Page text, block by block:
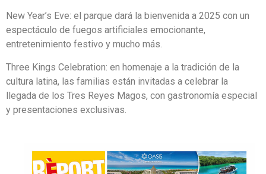
New Year’s Eve: el parque dará la bienvenida a 2025 con un
espectáculo de fuegos artificiales emocionante,
entretenimiento festivo y mucho más.
Three Kings Celebration: en homenaje a la tradición de la
cultura latina, las familias están invitadas a celebrar la
llegada de los Tres Reyes Magos, con gastronomía especial
y presentaciones exclusivas.